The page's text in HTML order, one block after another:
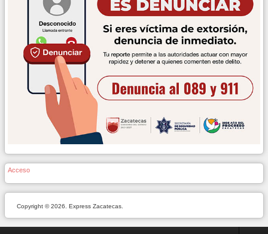
Acceso
Copyright © 2026. Express Zacatecas.